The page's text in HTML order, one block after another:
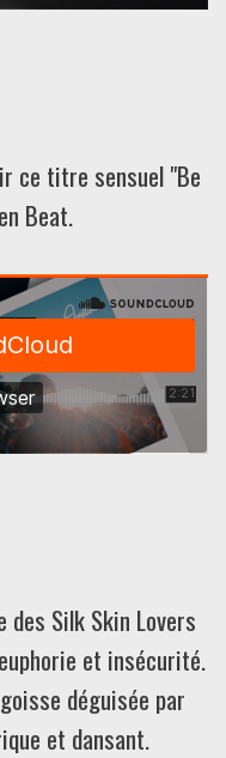
ce titre sensuel "Be
Beat.
des Silk Skin Lovers
et insécurité.
déguisée par
et dansant.